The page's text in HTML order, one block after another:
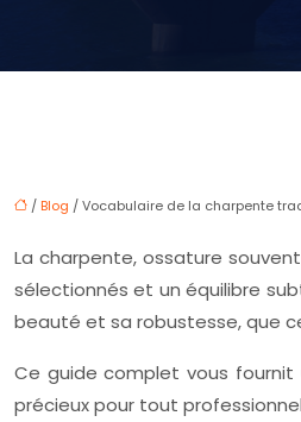
/ Blog / Vocabulaire de la charpente
La charpente, ossature
sélectionnés et un équilibre
beauté et sa robustesse, que
Ce guide complet vous
précieux pour tout